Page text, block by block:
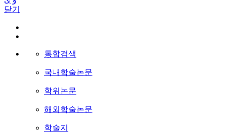
닫기
통합검색
국내학술논문
학위논문
해외학술논문
학술지